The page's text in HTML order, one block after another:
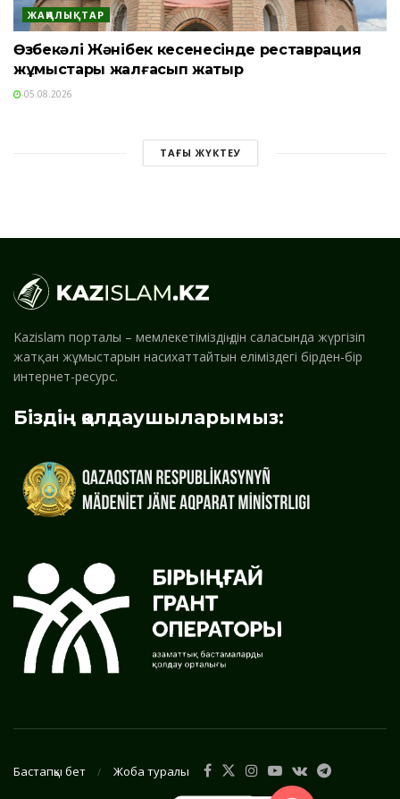
ЖАҢАЛЫҚТАР
Өзбекәлі Жәнібек кесенесінде реставрация
жұмыстары жалғасып жатыр
05.08.2026
ТАҒЫ ЖҮКТЕУ
Kazislam порталы – мемлекетіміздің дін саласында жүргізіп
жатқан жұмыстарын насихаттайтын еліміздегі бірден-бір
интернет-ресурс.
Біздің қолдаушыларымыз:
Бастапқы бет Жоба туралы